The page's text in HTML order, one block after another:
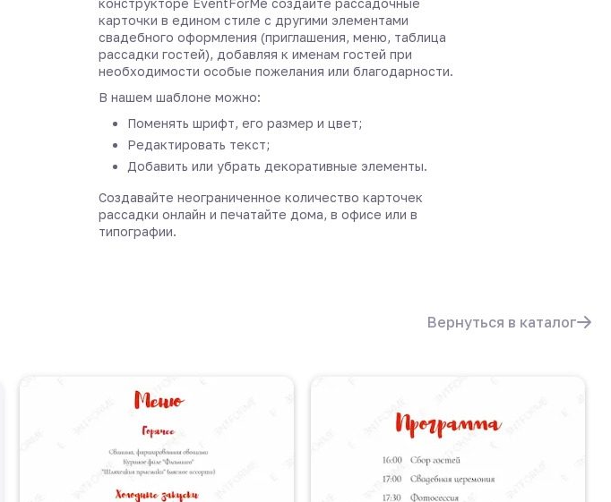
конструкторе EventForMe создайте рассадочные
карточки в едином стиле с другими элементами
свадебного оформления (приглашения, меню, таблица
рассадки гостей), добавляя к именам гостей при
необходимости особые пожелания или благодарности.
В нашем шаблоне можно:
Поменять шрифт, его размер и цвет;
Редактировать текст;
Добавить или убрать декоративные элементы.
Создавайте неограниченное количество карточек
рассадки онлайн и печатайте дома, в офисе или в
типографии.
Вернуться в каталог